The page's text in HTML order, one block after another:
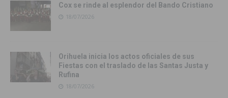
Cox se rinde al esplendor del Bando Cristiano
18/07/2026
Orihuela inicia los actos oficiales de sus
Fiestas con el traslado de las Santas Justa y
Rufina
18/07/2026